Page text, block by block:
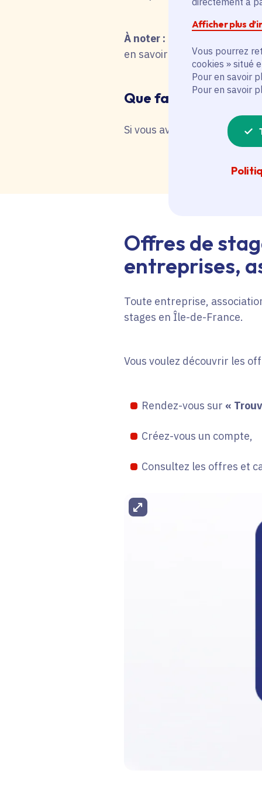
Afficher plus
Vous pourrez
cookies » situé
Pour en savoir
Pour en savoir
À noter :
pour une
en savoir plus en
Que faire en cas de
Si vous avez besoin d'une
Offres de
entreprises,
Toute entreprise,
stages en Île-de-France.
Vous voulez découvrir les
Rendez-vous sur «
Créez-vous un compte,
Consultez les offres et
Agrandir l'image